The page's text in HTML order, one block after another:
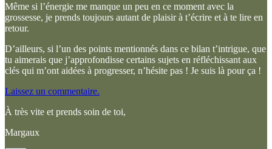
Même si l’énergie me manque un peu en ce moment avec la
grossesse, je prends toujours autant de plaisir à t’écrire et à te lire en
retour.
D’ailleurs, si l’un des points mentionnés dans ce bilan t’intrigue, que
tu aimerais que j’approfondisse certains sujets en réfléchissant aux
clés qui m’ont aidées à progresser, n’hésite pas ! Je suis là pour ça !
Laissez un commentaire.
À très vite et prends soin de toi,
Margaux